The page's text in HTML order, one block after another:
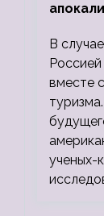
людей
В
вместе
ученых-